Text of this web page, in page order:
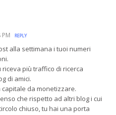
REPLY
alla settimana i tuoi numeri
riceva più traffico di ricerca
di amici.
da monetizzare.
che rispetto ad altri blog i cui
chiuso, tu hai una porta